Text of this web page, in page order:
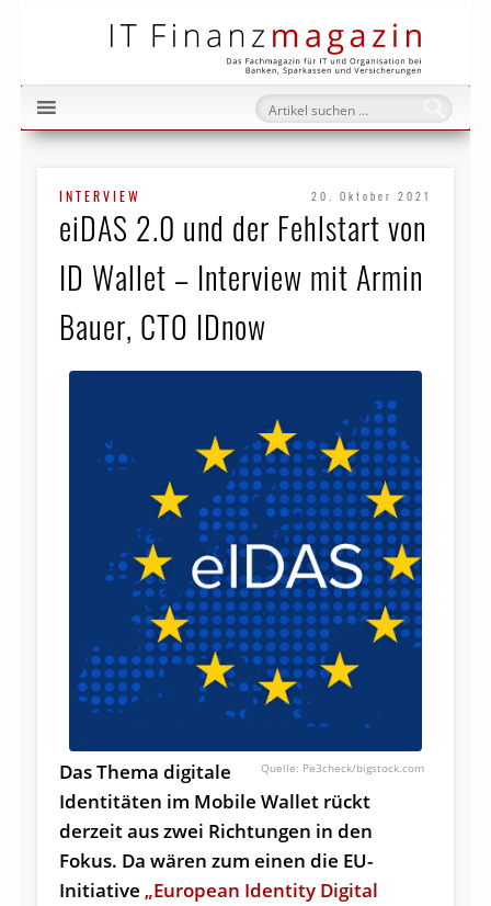
INTERVIEW 20. Oktober 2021
eiDAS 2.0 und der Fehlstart von
ID Wallet – Interview mit Armin
Bauer, CTO IDnow
Pe3check/bigstock.com
Das Thema digitale
Identitäten im Mobile Wallet rückt
derzeit aus zwei Richtungen in den
Fokus. Da wären zum einen die EU-
Initiative „European Identity Digital